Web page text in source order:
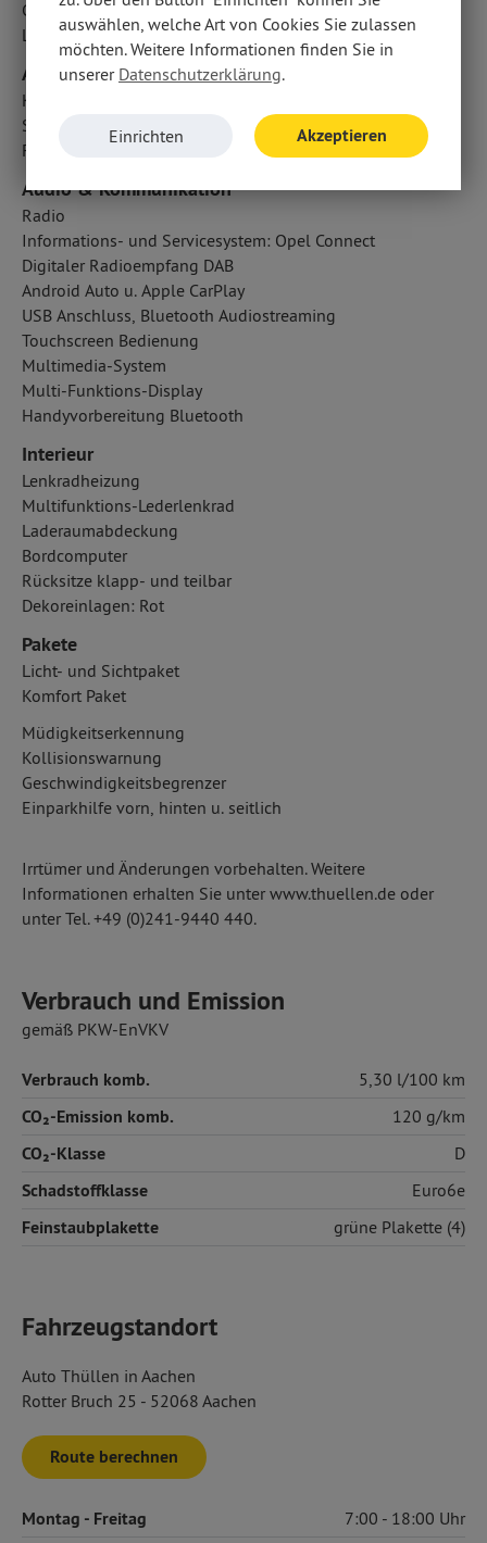
Cornering Brake Control CBC
Lichtsensor
Airbags
Kopfairbag vorn und hinten
Seitenairbag vorn
Fahrer- /Beifahrerairbag
Audio & Kommunikation
Radio
Informations- und Servicesystem: Opel Connect
Digitaler Radioempfang DAB
Android Auto u. Apple CarPlay
USB Anschluss, Bluetooth Audiostreaming
Touchscreen Bedienung
Multimedia-System
Multi-Funktions-Display
Handyvorbereitung Bluetooth
Interieur
Lenkradheizung
Multifunktions-Lederlenkrad
Laderaumabdeckung
Bordcomputer
Rücksitze klapp- und teilbar
Dekoreinlagen: Rot
Pakete
Licht- und Sichtpaket
Komfort Paket
Müdigkeitserkennung
Kollisionswarnung
Geschwindigkeitsbegrenzer
Einparkhilfe vorn, hinten u. seitlich
Irrtümer und Änderungen vorbehalten. Weitere
Informationen erhalten Sie unter www.thuellen.de oder
unter Tel. +49 (0)241-9440 440.
Verbrauch und Emission
gemäß PKW-EnVKV
Verbrauch komb. 5,30 l/100 km
CO₂-Emission komb. 120 g/km
CO₂-Klasse D
Schadstoffklasse Euro6e
Feinstaubplakette grüne Plakette (4)
Fahrzeugstandort
Auto Thüllen in Aachen
Rotter Bruch 25 - 52068 Aachen
Route berechnen
Montag - Freitag 7:00 18:00
auswählen, welche Art von Cookies Sie zulassen
möchten. Weitere Informationen finden Sie in
unserer Datenschutzerklärung.
Einrichten Akzeptieren